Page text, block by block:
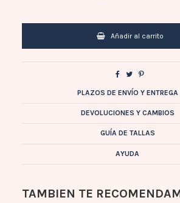
Añadir al carrito
PLAZOS DE ENVÍO Y ENTREGA
DEVOLUCIONES Y CAMBIOS
GUÍA DE TALLAS
AYUDA
TAMBIEN TE